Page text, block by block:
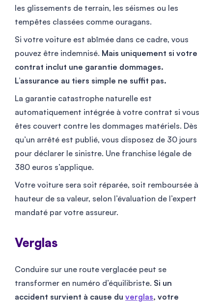
les glissements de terrain, les séismes ou les
tempêtes classées comme ouragans.
Si votre voiture est abîmée dans ce cadre, vous
pouvez être indemnisé. Mais uniquement si votre
contrat inclut une garantie dommages.
L’assurance au tiers simple ne suffit pas.
La garantie catastrophe naturelle est
automatiquement intégrée à votre contrat si vous
êtes couvert contre les dommages matériels. Dès
qu’un arrêté est publié, vous disposez de 30 jours
pour déclarer le sinistre. Une franchise légale de
380 euros s’applique.
Votre voiture sera soit réparée, soit remboursée à
hauteur de sa valeur, selon l’évaluation de l’expert
mandaté par votre assureur.
Verglas
Conduire sur une route verglacée peut se
transformer en numéro d’équilibriste. Si un
accident survient à cause du verglas, votre